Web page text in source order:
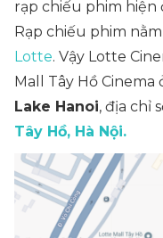
rạp chiếu phim hiện
Rạp chiếu phim
Lotte. Vậy Lotte
Mall Tây Hồ Cinema
Lake Hanoi, địa chỉ
Tây Hồ, Hà Nội.